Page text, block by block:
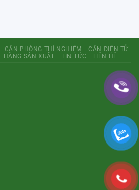
CÂN PHÒNG THÍ NGHIỆM
CÂN ĐIỆN TỬ
HÃNG SẢN XUẤT TIN TỨC LIÊN HỆ